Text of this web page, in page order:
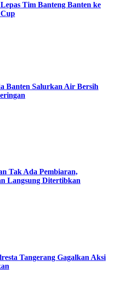
Tim Banteng Banten ke
Banten Salurkan Air Bersih
Tak Ada Pembiaran,
Langsung Ditertibkan
Tangerang Gagalkan Aksi